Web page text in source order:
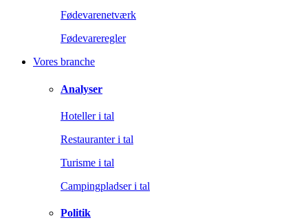
Fødevarenetværk
Fødevareregler
Vores branche
Analyser
Hoteller i tal
Restauranter i tal
Turisme i tal
Campingpladser i tal
Politik